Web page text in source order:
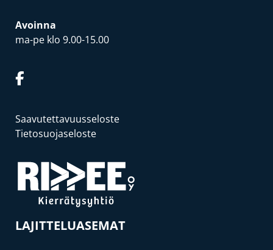
Avoinna
ma-pe klo 9.00-15.00
Saavutettavuusseloste
Tietosuojaseloste
LAJITTELUASEMAT